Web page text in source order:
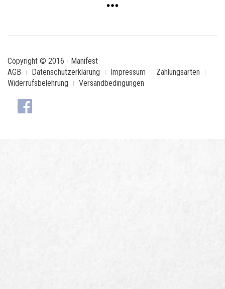
Copyright © 2016 - Manifest
AGB
Datenschutzerklärung Impressum
Zahlungsarten
Widerrufsbelehrung
Versandbedingungen